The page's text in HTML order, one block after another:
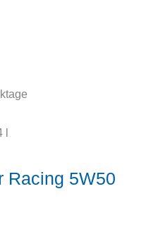
Racing 5W50